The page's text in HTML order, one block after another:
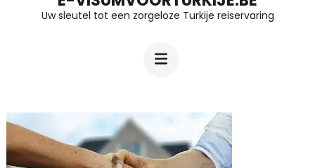
Uw sleutel tot een zorgeloze Turkije reiservaring